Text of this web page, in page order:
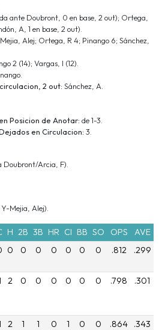
ante Doubront, 0 en base, 2 out); Ortega,
A, 1 en base, 2 out).
Alej; Ortega, R 4; Pinango 6; Sánchez,
2 (14); Vargas, I (12).
2 out: Sánchez, A.
Posicion de Anotar: de 1-3.
en Circulacion: 3.
Doubront/Arcia, F).
Mejia, Alej).
H 2B 3B HR CI BB SO OPS AVE
0 0 0 0 0 0 0 .812 .299
2 0 0 0 0 0 0 .798 .301
2 1 1 0 1 0 0 .864 .343